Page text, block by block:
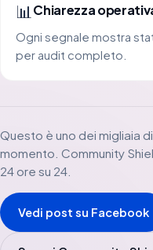
📊 Chiarezza
Ogni segnale mostra
per audit completo.
Questo è uno dei migliaia
momento. Community
24 ore su 24.
Vedi post su Facebook